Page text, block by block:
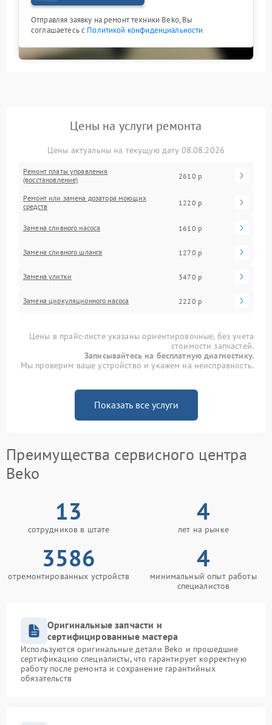
Отправляя заявку на ремонт техники Beko, Вы
соглашаетесь с Политикой конфиденциальности
Цены на услуги ремонта
Цены актуальны на текущую дату 08.08.2026
Ремонт платы управления
(восстановление)
2610 р
Ремонт или замена дозатора моющих
средств
1220 р
Замена сливного насоса 1610 р
Замена сливного шланга 1270 р
Замена улитки 3470 р
Замена циркуляционного насоса 2220 р
Цены в прайс-листе указаны ориентировочные, без учета
стоимости запчастей.
Записывайтесь на бесплатную диагностику.
Мы проверим ваше устройство и укажем на неисправность.
Показать все услуги
Преимущества сервисного центра
Beko
13
сотрудников в штате
4
лет на рынке
3586
отремонтированных устройств
4
минимальный опыт работы
специалистов
Оригинальные запчасти и
сертифицированные мастера
Используются оригинальные детали Beko и прошедшие
сертификацию специалисты, что гарантирует корректную
работу после ремонта и сохранение гарантийных
обязательств